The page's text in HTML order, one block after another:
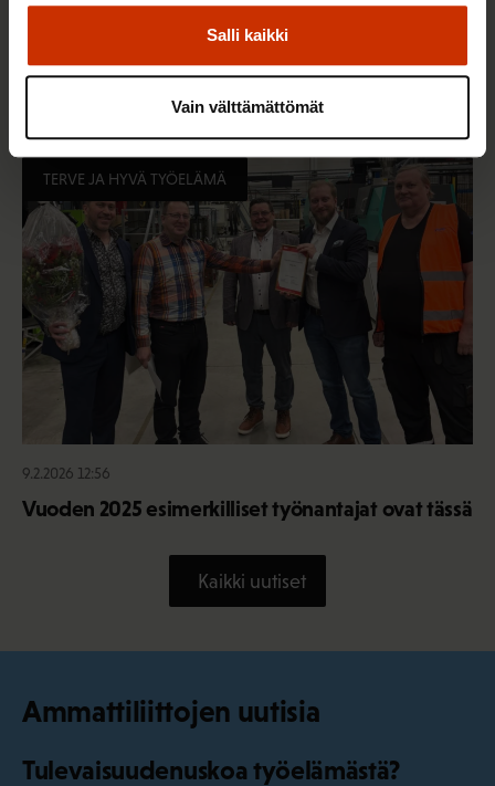
Salli kaikki
Vain välttämättömät
jaksamista tukevaan terveelliseen syömiseen
TERVE JA HYVÄ TYÖELÄMÄ
9.2.2026 12:56
Vuoden 2025 esimerkilliset työnantajat ovat tässä
Kaikki uutiset
Ammattiliittojen uutisia
Tulevaisuudenuskoa työelämästä?